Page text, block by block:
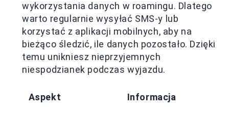
wykorzystania danych w roamingu. Dlatego
warto regularnie wysyłać SMS-y lub
korzystać z aplikacji mobilnych, aby na
bieżąco śledzić, ile danych pozostało. Dzięki
temu unikniesz nieprzyjemnych
niespodzianek podczas wyjazdu.
Aspekt Informacja